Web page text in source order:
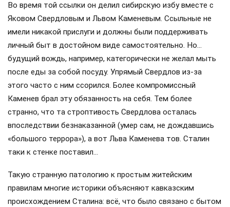
Во время той ссылки он делил сибирскую избу вместе с
Яковом Свердловым и Львом Каменевым. Ссыльные не
имели никакой прислуги и должны были поддерживать
личный быт в достойном виде самостоятельно. Но…
будущий вождь, например, категорически не желал мыть
после еды за собой посуду. Упрямый Свердлов из-за
этого часто с ним ссорился. Более компромиссный
Каменев брал эту обязанность на себя. Тем более
странно, что та строптивость Свердлова осталась
впоследствии безнаказанной (умер сам, не дождавшись
«большого террора»), а вот Льва Каменева тов. Сталин
таки к стенке поставил…
Такую странную патологию к простым житейским
правилам многие историки объясняют кавказским
происхождением Сталина: всё, что было связано с бытом